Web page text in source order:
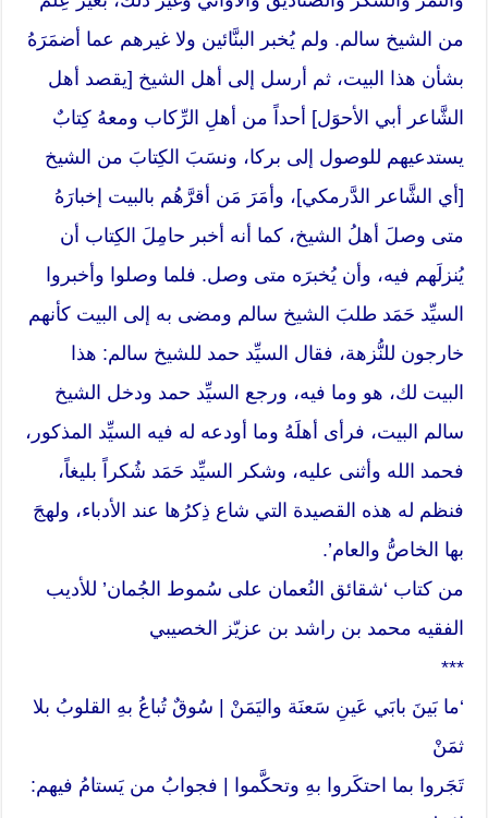
من الشيخ سالم. ولم يُخبر البنَّائين ولا غيرهم عما أضمَرَهُ
بشأن هذا البيت، ثم أرسل إلى أهل الشيخ [يقصد أهل
الشَّاعر أبي الأحوَل] أحداً من أهلِ الرِّكاب ومعهُ كِتابٌ
يستدعيهم للوصول إلى بركا، ونسَبَ الكِتابَ من الشيخ
[أي الشَّاعر الدَّرمكي]، وأمَرَ مَن أقرَّهُم بالبيت إخبارَهُ
متى وصلَ أهلُ الشيخ، كما أنه أخبر حامِلَ الكِتاب أن
يُنزلَهم فيه، وأن يُخبرَه متى وصل. فلما وصلوا وأخبروا
السيِّد حَمَد طلبَ الشيخ سالم ومضى به إلى البيت كأنهم
خارجون للنُّزهة، فقال السيِّد حمد للشيخ سالم: هذا
البيت لك، هو وما فيه، ورجع السيِّد حمد ودخل الشيخ
سالم البيت، فرأى أهلَهُ وما أودعه له فيه السيِّد المذكور،
فحمد الله وأثنى عليه، وشكر السيِّد حَمَد شُكراً بليغاً،
فنظم له هذه القصيدة التي شاع ذِكرُها عند الأدباء، ولهجَ
بها الخاصُّ والعام’.
من كتاب ‘شقائق النُعمان على سُموط الجُمان’ للأديب
الفقيه محمد بن راشد بن عزيّز الخصيبي
***
‘ما بَينَ بابَي عَينِ سَعنَة واليَمَنْ | سُوقٌ تُباعُ بهِ القلوبُ بلا
ثمَنْ
تَجَروا بما احتكَروا بهِ وتحكَّموا | فجوابُ من يَستامُ فيهم: